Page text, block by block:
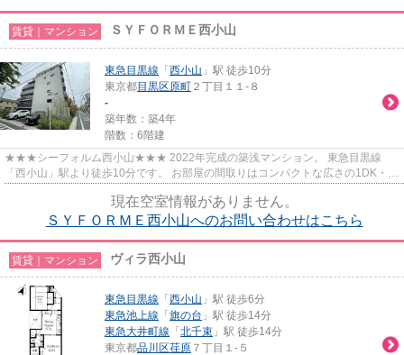
賃貸｜マンション ＳＹＦＯＲＭＥ西小山
東急目黒線 「 西小山 」駅 徒歩10分
東京都目黒区原町 ２丁目１１-８
-
築年数：築4年
階数：6階建
★★★シーフォルム西小山★★★ 2022年完成の築浅マンション。 東急目黒線
「西小山」駅より徒歩10分です。 お部屋の間取りはコンパクトな広さの1DK・
現在空室情報がありません。
ＳＹＦＯＲＭＥ西小山へのお問い合わせはこちら
賃貸｜マンション ヴィラ西小山
東急目黒線 「 西小山 」駅 徒歩6分
東急池上線 「 旗の台 」駅 徒歩14分
東急大井町線 「 北千束 」駅 徒歩14分
東京都品川区荏原 ７丁目１-５